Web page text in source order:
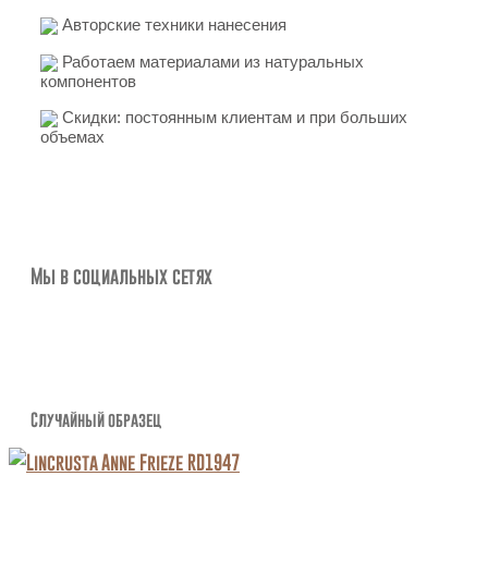
Авторские техники нанесения
Работаем материалами из натуральных
компонентов
Скидки: постоянным клиентам и при больших
объемах
Мы в социальных сетях
Случайный образец